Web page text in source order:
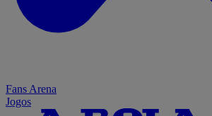
Fans Arena
Jogos